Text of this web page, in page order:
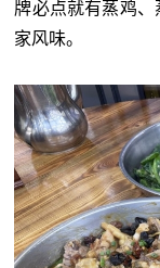
牌必点就有蒸鸡
家风味。